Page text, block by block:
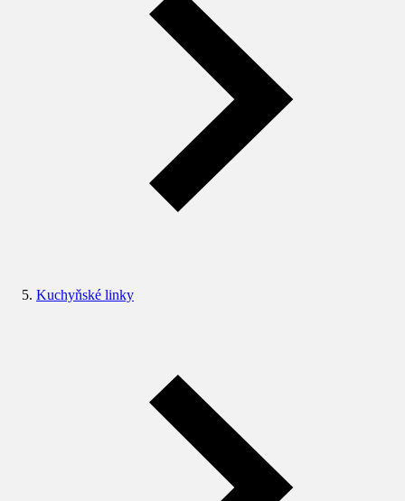
Kuchyňské linky